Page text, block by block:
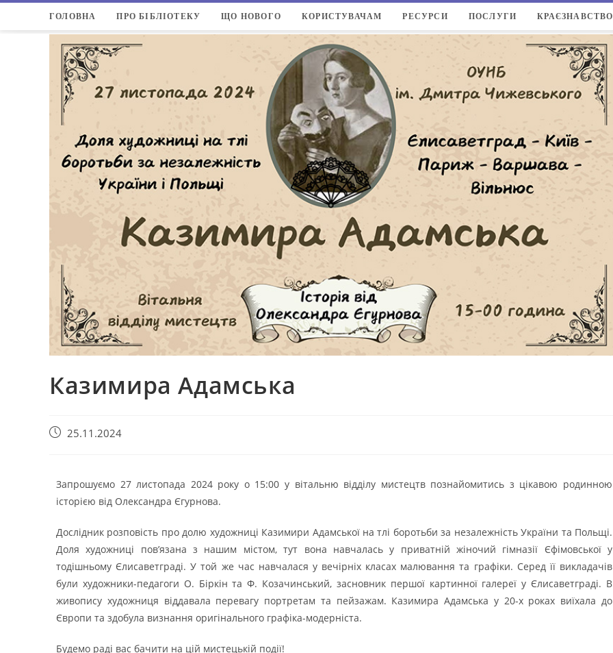
ГОЛОВНА ПРО БІБЛІОТЕКУ ЩО НОВОГО КОРИСТУВАЧАМ РЕСУРСИ ПОСЛУГИ КРАЄЗНАВСТВО
Казимира Адамська
25.11.2024
Запрошуємо 27 листопада 2024 року о 15:00 у вітальню відділу мистецтв познайомитись з цікавою родинною
історією від Олександра Єгурнова.
Дослідник розповість про долю художниці Казимири Адамської на тлі боротьби за незалежність України та Польщі.
Доля художниці пов’язана з нашим містом, тут вона навчалась у приватній жіночий гімназії Єфімовської у
тодішньому Єлисаветграді. У той же час навчалася у вечірніх класах малювання та графіки. Серед її викладачів
були художники-педагоги О. Біркін та Ф. Козачинський, засновник першої картинної галереї у Єлисаветграді. В
живопису художниця віддавала перевагу портретам та пейзажам. Казимира Адамська у 20-х роках виїхала до
Європи та здобула визнання оригінального графіка-модерніста.
Будемо раді вас бачити на цій мистецькій події!